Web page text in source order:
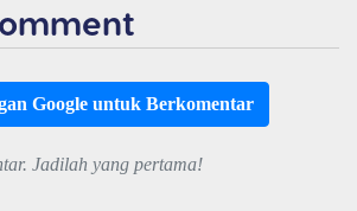
Google untuk Berkomentar
Jadilah yang pertama!